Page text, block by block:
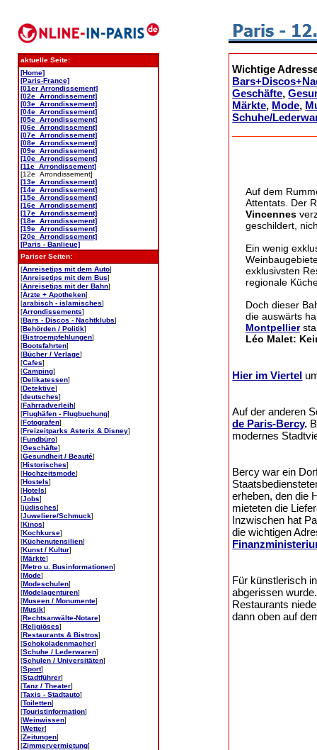
aktuelle Seite:
[Home]
[Paris-France]
[01er Arrondissement]
[02e Arrondissement]
[03e Arrondissement]
[04e Arrondissement]
[05e Arrondissement]
[06e Arrondissement]
[07e Arrondissement]
[08e Arrondissement]
[09e Arrondissement]
[10e Arrondissement]
[11e Arrondissement]
[12e Arrondissement]
[13e Arrondissement]
[14e Arrondissement]
[15e Arrondissement]
[16e Arrondissement]
[17e Arrondissement]
[18e Arrondissement]
[19e Arrondissement]
[20e Arrondissement]
[Paris - Banlieue]
Pariser Seiten:
[Anreisetips mit dem Auto]
[Anreisetips mit dem Bus]
[Anreisetips mit der Bahn]
[Ärzte + Apotheken]
[arabisch - islamisches]
[Arrondissements]
[Bars - Discos - Nachtklubs]
[Behörden / Politik]
[Bistroempfehlungen]
[Bootsfahrten]
[Bücher / Verlage]
[Cafes]
[Camping]
[Delikatessen]
[Detektive]
[deutsches]
[Fahrradverleih]
[Flughäfen - Flugbuchung]
[Fotografen]
[Freizeitparks Asterix & Disney]
[Fundbüro]
[Geschäfte]
[Gesundheit / Beauté]
[Historisches]
[Hochzeitsmode]
[Hostels]
[Hotels]
[Jobs]
[jüdisches]
[Juweliere/Schmuck]
[Kinos]
[Kochkurse]
[Küchenutensilien]
[Kunst / Kultur]
[Märkte]
[Metro u. Businformationen]
[Mode]
[Modeschulen]
[Modelagenturen]
[Museen / Monumente]
[Musik]
[Rechtsanwälte-Notare]
[Religiöses]
[Restaurants & Bistros]
[Schokoladenmacher]
[Schuhe / Lederwaren]
[Schulen / Universitäten]
[Sport]
[Stadtführer]
[Tanz / Theater]
[Taxis - Stadtauto]
[Toiletten]
[Touristinformation]
[Weinwissen]
[Wetter]
[Zeitungen]
[Zimmervermietung]
Wichtige
Geschäfte,
Märkte, Mode,
Schuhe/
Auf dem
Attentats. Der
Vincennes
geschildert,
Ein wenig
exklusivsten
regionale
Doch dieser
die auswärts
Montpellier
Léo Malet:
Hier im Viertel
Auf der anderen
de Paris-Bercy.
modernes
Bercy war ein
erheben, den die
mieteten die
Inzwischen hat
die wichtigen
Für künstlerisch
abgerissen
Restaurants
dann oben auf